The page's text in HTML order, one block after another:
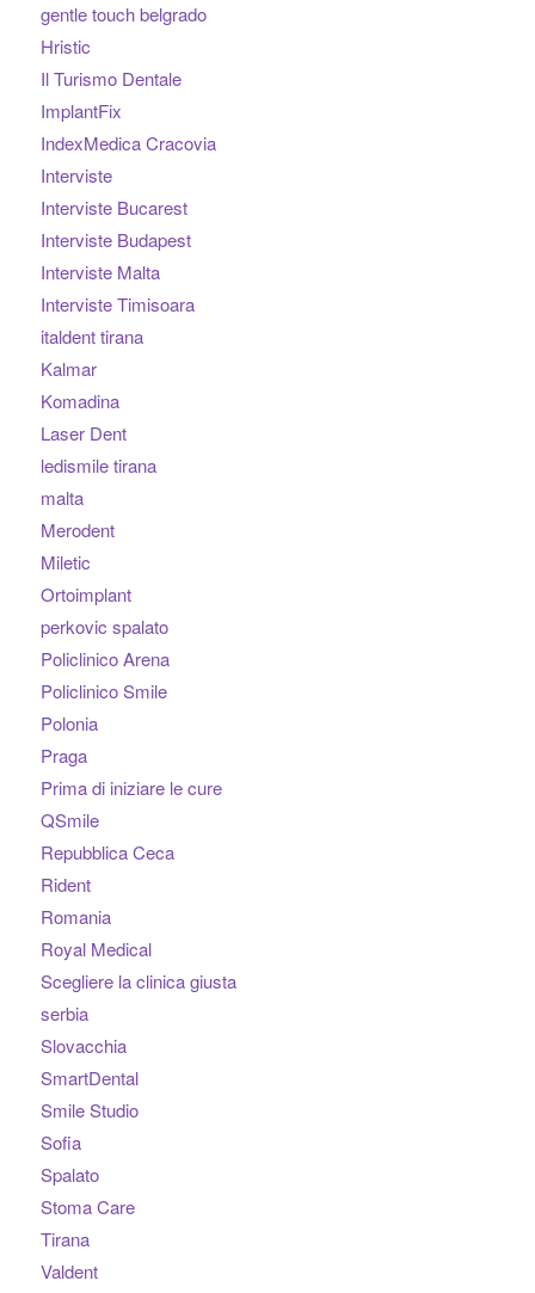
gentle touch belgrado
Hristic
Il Turismo Dentale
ImplantFix
IndexMedica Cracovia
Interviste
Interviste Bucarest
Interviste Budapest
Interviste Malta
Interviste Timisoara
italdent tirana
Kalmar
Komadina
Laser Dent
ledismile tirana
malta
Merodent
Miletic
Ortoimplant
perkovic spalato
Policlinico Arena
Policlinico Smile
Polonia
Praga
Prima di iniziare le cure
QSmile
Repubblica Ceca
Rident
Romania
Royal Medical
Scegliere la clinica giusta
serbia
Slovacchia
SmartDental
Smile Studio
Sofia
Spalato
Stoma Care
Tirana
Valdent